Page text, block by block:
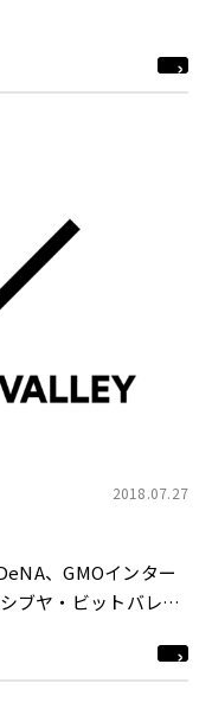
2018.07.27
、GMOインター